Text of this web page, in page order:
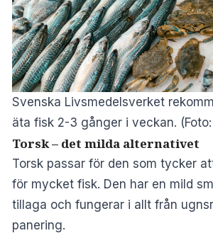
Svenska Livsmedelsverket
äta fisk 2-3 gånger i veckan. (Foto:
Torsk – det milda alternativet
Torsk passar för den som tycker
för mycket fisk. Den har en mild
tillaga och fungerar i allt från
panering.